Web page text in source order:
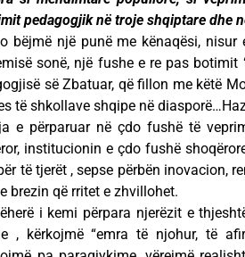
pedagogjik në troje shqiptare dhe
bëjmë një punë me kënaqësi,
sonë, një fushe e re pas botimit
së Zbatuar, që fillon me këtë
të shkollave shqipe në
e përparuar në çdo fushë të
institucionin e çdo fushë
të tjerët , sepse përbën inovacion,
brezin që rritet e zhvillohet.
i kemi përpara njerëzit e
, kërkojmë “emra të njohur, të